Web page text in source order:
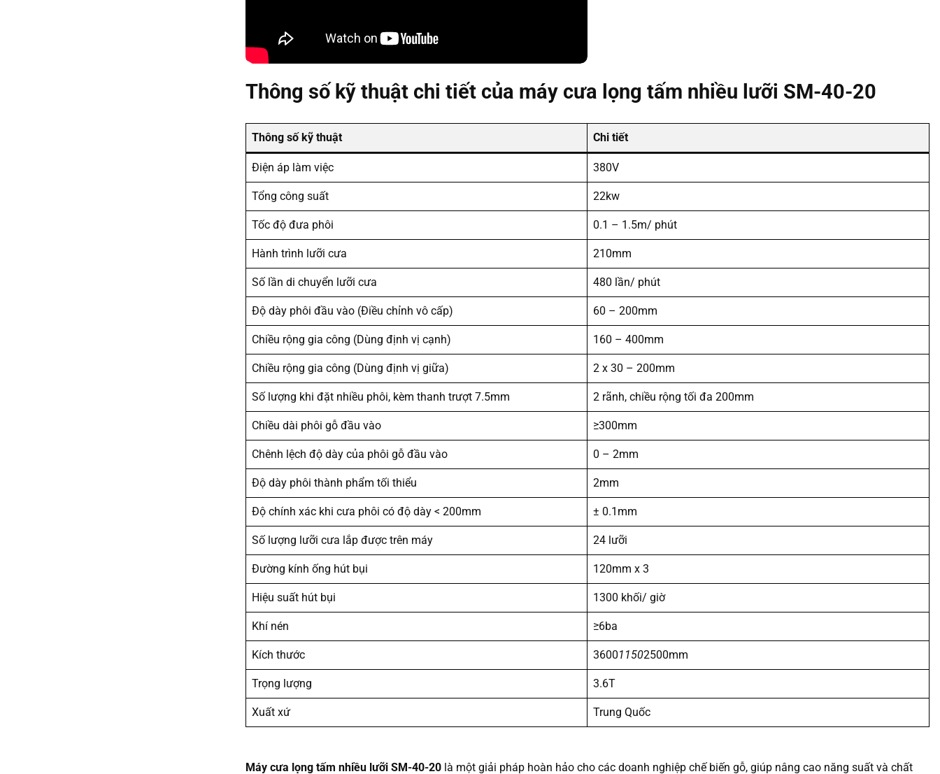
Thông số kỹ thuật chi tiết của máy cưa lọng tấm nhiều lưỡi SM-40-20
Thông số kỹ thuật Chi tiết
Điện áp làm việc 380V
Tổng công suất 22kw
Tốc độ đưa phôi 0.1 – 1.5m/ phút
Hành trình lưỡi cưa 210mm
Số lần di chuyển lưỡi cưa 480 lần/ phút
Độ dày phôi đầu vào (Điều chỉnh vô cấp) 60 – 200mm
Chiều rộng gia công (Dùng định vị cạnh) 160 – 400mm
Chiều rộng gia công (Dùng định vị giữa) 2 x 30 – 200mm
Số lượng khi đặt nhiều phôi, kèm thanh trượt 7.5mm 2 rãnh, chiều rộng tối đa 200mm
Chiều dài phôi gỗ đầu vào ≥300mm
Chênh lệch độ dày của phôi gỗ đầu vào 0 – 2mm
Độ dày phôi thành phẩm tối thiểu 2mm
Độ chính xác khi cưa phôi có độ dày < 200mm ± 0.1mm
Số lượng lưỡi cưa lắp được trên máy 24 lưỡi
Đường kính ống hút bụi 120mm x 3
Hiệu suất hút bụi 1300 khối/ giờ
Khí nén ≥6ba
Kích thước 360011502500mm
Trọng lượng 3.6T
Xuất xứ Trung Quốc
Máy cưa lọng tấm nhiều lưỡi SM-40-20 là một giải pháp hoàn hảo cho các doanh nghiệp chế biến gỗ, giúp nâng cao năng suất và chất